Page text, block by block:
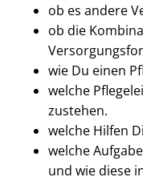
ob es andere
ob die
wie Du einen
welche
zustehen.
welche Hilfen
welche
und wie diese